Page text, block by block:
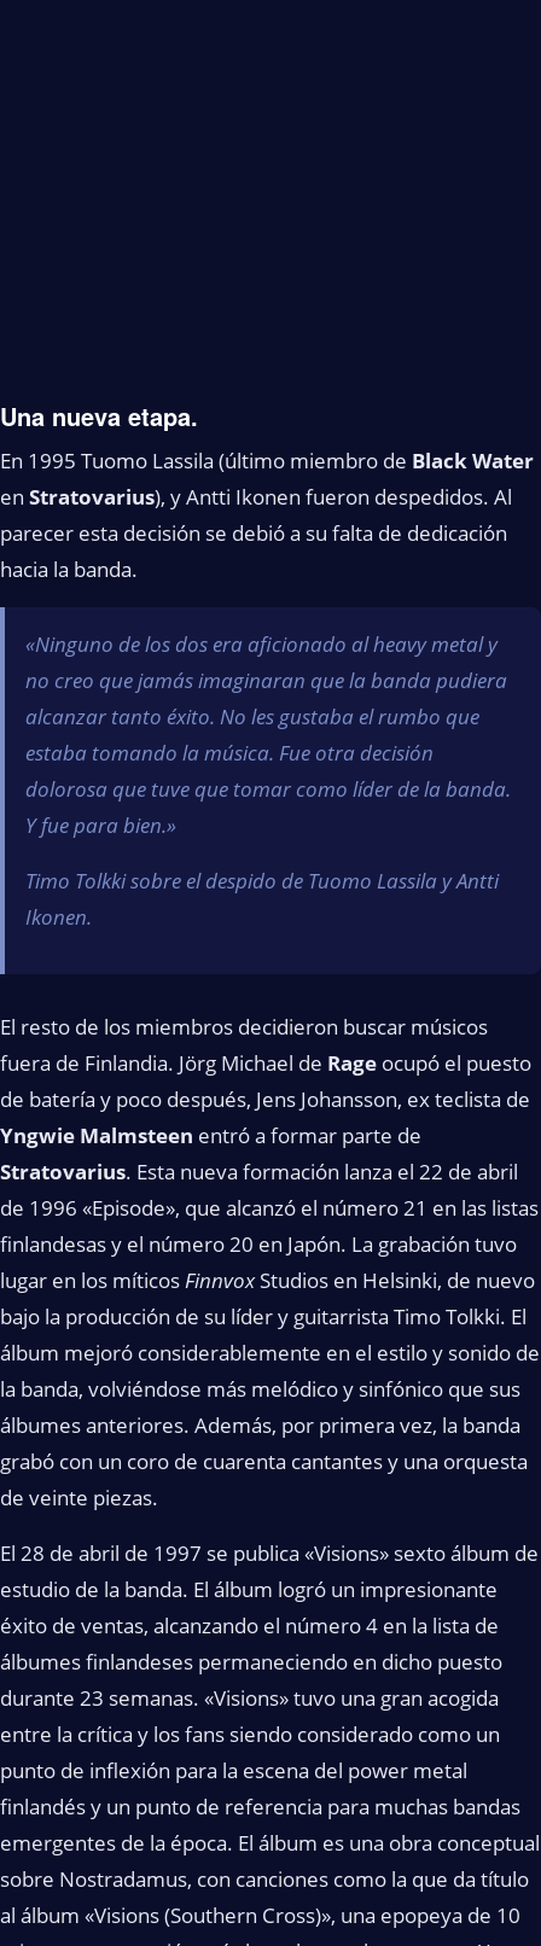
Una nueva etapa.
En 1995 Tuomo Lassila (último miembro de Black Water
en Stratovarius), y Antti Ikonen fueron despedidos. Al
parecer esta decisión se debió a su falta de dedicación
hacia la banda.
«Ninguno de los dos era aficionado al heavy metal y
no creo que jamás imaginaran que la banda pudiera
alcanzar tanto éxito. No les gustaba el rumbo que
estaba tomando la música. Fue otra decisión
dolorosa que tuve que tomar como líder de la banda.
Y fue para bien.»
Timo Tolkki sobre el despido de Tuomo Lassila y Antti
Ikonen.
El resto de los miembros decidieron buscar músicos
fuera de Finlandia. Jörg Michael de Rage ocupó el puesto
de batería y poco después, Jens Johansson, ex teclista de
Yngwie Malmsteen entró a formar parte de
Stratovarius. Esta nueva formación lanza el 22 de abril
de 1996 «Episode», que alcanzó el número 21 en las listas
finlandesas y el número 20 en Japón. La grabación tuvo
lugar en los míticosFinnvoxStudios en Helsinki, de nuevo
bajo la producción de su líder y guitarrista Timo Tolkki. El
álbum mejoró considerablemente en el estilo y sonido de
la banda, volviéndose más melódico y sinfónico que sus
álbumes anteriores. Además, por primera vez, la banda
grabó con un coro de cuarenta cantantes y una orquesta
de veinte piezas.
El 28 de abril de 1997 se publica «Visions» sexto álbum de
estudio de la banda. El álbum logró un impresionante
éxito de ventas, alcanzando el número 4 en la lista de
álbumes finlandeses permaneciendo en dicho puesto
durante 23 semanas. «Visions» tuvo una gran acogida
entre la crítica y los fans siendo considerado como un
punto de inflexión para la escena del power metal
finlandés y un punto de referencia para muchas bandas
emergentes de la época. El álbum es una obra conceptual
sobre Nostradamus, con canciones como la que da título
al álbum «Visions (Southern Cross)», una epopeya de 10